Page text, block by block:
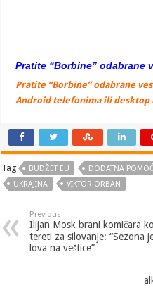
Pratite “Borbine” odabrane
Pratite “Borbine” odabrane
Android telefonima ili desktop
Tag BUDŽET EU DODATNA
UKRAJINA
VIKTOR ORBAN
Previous
Ilijan Mosk brani komičara
tereti za silovanje: “Sezona
lova na veštice”